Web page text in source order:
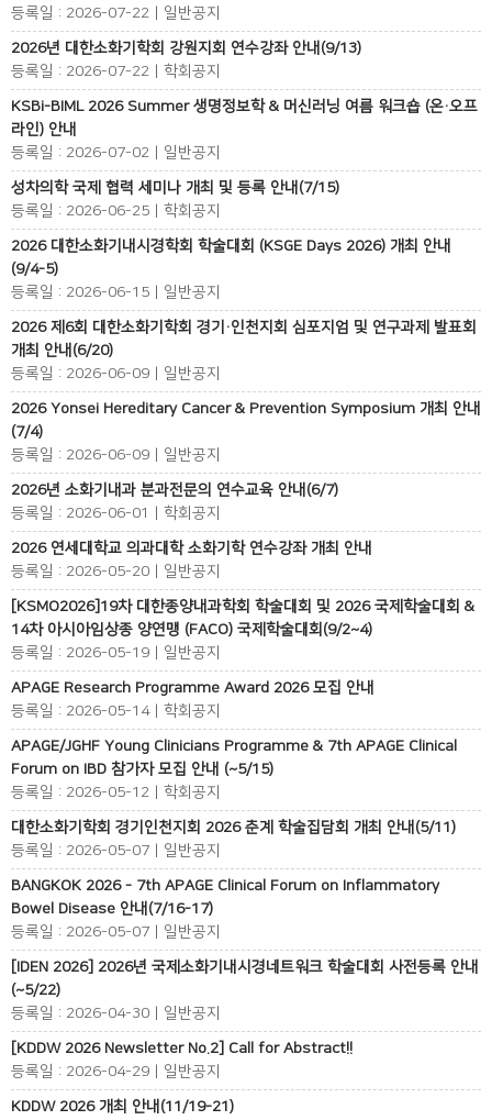
등록일 : 2026-07-22 | 일반공지
2026년 대한소화기학회 강원지회 연수강좌 안내(9/13)
등록일 : 2026-07-22 | 학회공지
KSBi-BIML 2026 Summer 생명정보학 & 머신러닝 여름 워크숍 (온·오프
라인) 안내
등록일 : 2026-07-02 | 일반공지
성차의학 국제 협력 세미나 개최 및 등록 안내(7/15)
등록일 : 2026-06-25 | 학회공지
2026 대한소화기내시경학회 학술대회 (KSGE Days 2026) 개최 안내
(9/4-5)
등록일 : 2026-06-15 | 일반공지
2026 제6회 대한소화기학회 경기·인천지회 심포지엄 및 연구과제 발표회
개최 안내(6/20)
등록일 : 2026-06-09 | 일반공지
2026 Yonsei Hereditary Cancer & Prevention Symposium 개최 안내
(7/4)
등록일 : 2026-06-09 | 일반공지
2026년 소화기내과 분과전문의 연수교육 안내(6/7)
등록일 : 2026-06-01 | 학회공지
2026 연세대학교 의과대학 소화기학 연수강좌 개최 안내
등록일 : 2026-05-20 | 일반공지
[KSMO2026]19차 대한종양내과학회 학술대회 및 2026 국제학술대회 &
14차 아시아임상종 양연맹 (FACO) 국제학술대회(9/2~4)
등록일 : 2026-05-19 | 일반공지
APAGE Research Programme Award 2026 모집 안내
등록일 : 2026-05-14 | 학회공지
APAGE/JGHF Young Clinicians Programme & 7th APAGE Clinical
Forum on IBD 참가자 모집 안내 (~5/15)
등록일 : 2026-05-12 | 학회공지
대한소화기학회 경기인천지회 2026 춘계 학술집담회 개최 안내(5/11)
등록일 : 2026-05-07 | 일반공지
BANGKOK 2026 - 7th APAGE Clinical Forum on Inflammatory
Bowel Disease 안내(7/16-17)
등록일 : 2026-05-07 | 일반공지
[IDEN 2026] 2026년 국제소화기내시경네트워크 학술대회 사전등록 안내
(~5/22)
등록일 : 2026-04-30 | 일반공지
[KDDW 2026 Newsletter No.2] Call for Abstract!!
등록일 : 2026-04-29 | 일반공지
KDDW 2026 개최 안내(11/19-21)